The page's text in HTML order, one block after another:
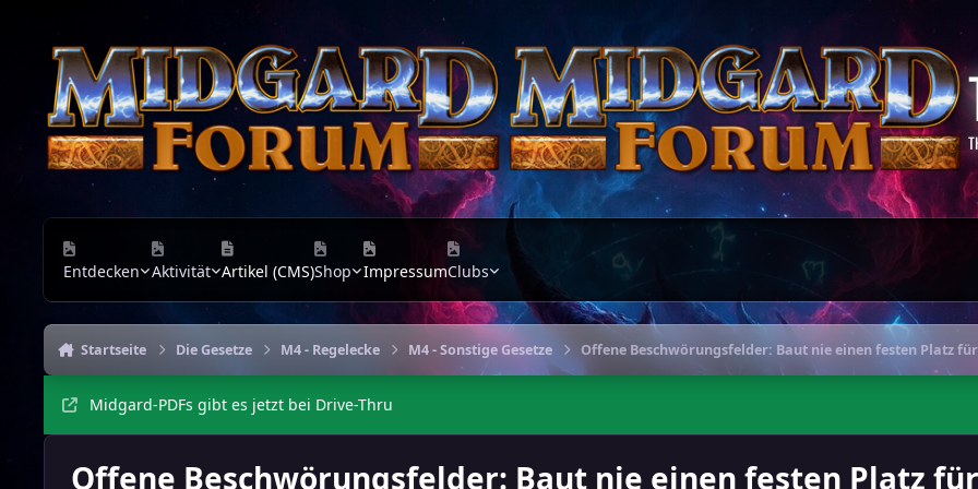
Entdecken Aktivität Artikel (CMS)Shop ImpressumClubs
Startseite Die Gesetze M4 - Regelecke M4 - Sonstige Gesetze Offene Beschwörungsfelder: Baut nie einen festen Platz
Midgard-PDFs gibt es jetzt bei Drive-Thru
Offene Beschwörungsfelder: Baut nie einen festen Platz für